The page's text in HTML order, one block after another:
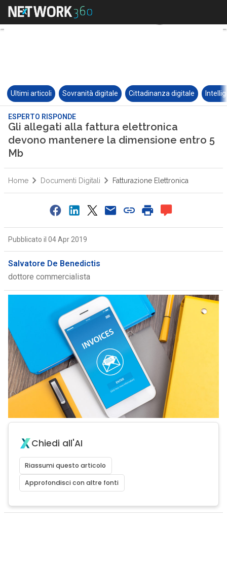
Ultimi articoli Sovranità digitale Cittadinanza digitale
ESPERTO RISPONDE
Gli allegati alla fattura elettronica
devono mantenere la dimensione entro 5
Mb
Home Documenti Digitali Fatturazione Elettronica
Pubblicato il 04 Apr 2019
Salvatore De Benedictis
dottore commercialista
Chiedi all'AI
Riassumi questo articolo
Approfondisci con altre fonti